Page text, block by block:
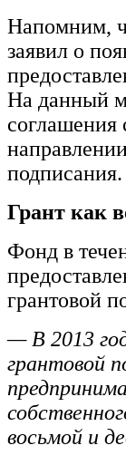
Напомним,
заявил о
На данный
соглашения
подписания.
Грант как
Фонд в
грантовой
— В 2013
грантовой
восьмой и